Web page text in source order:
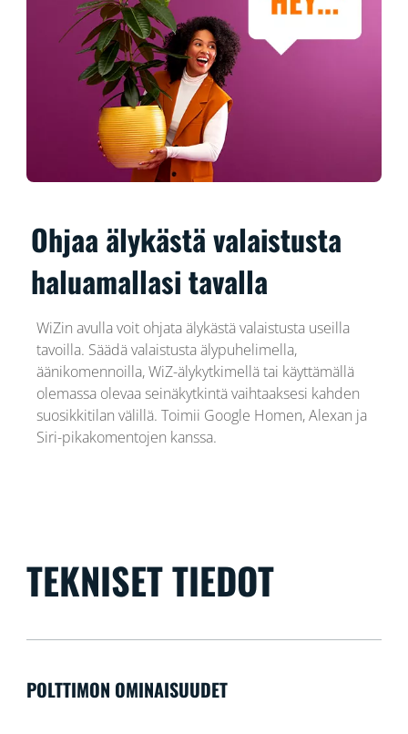
Ohjaa älykästä valaistusta
haluamallasi tavalla
WiZin avulla voit ohjata älykästä valaistusta useilla
tavoilla. Säädä valaistusta älypuhelimella,
äänikomennoilla, WiZ-älykytkimellä tai käyttämällä
olemassa olevaa seinäkytkintä vaihtaaksesi kahden
suosikkitilan välillä. Toimii Google Homen, Alexan ja
Siri-pikakomentojen kanssa.
TEKNISET TIEDOT
POLTTIMON OMINAISUUDET